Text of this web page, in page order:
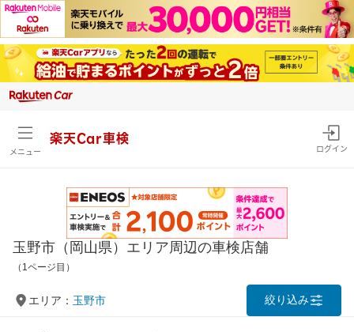
メニュー
楽天Car車検
ログイン
玉野市（岡山県）エリア周辺の車検店舗
（1ページ目）
エリア： 玉野市 絞り込み